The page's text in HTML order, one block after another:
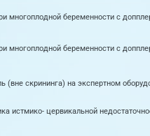
многоплодной беременности с
многоплодной беременности с
(вне скрининга) на экспертном
истмико- цервикальной